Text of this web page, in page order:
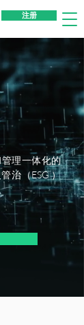
注册
理一体化的
治（ESG ）